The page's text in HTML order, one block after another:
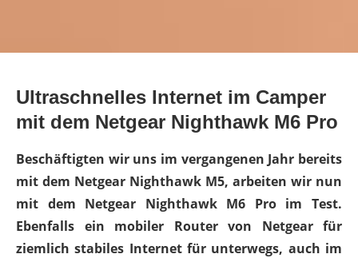
Ultraschnelles Internet im Camper
mit dem Netgear Nighthawk M6 Pro
Beschäftigten wir uns im vergangenen Jahr bereits
mit dem Netgear Nighthawk M5, arbeiten wir nun
mit dem Netgear Nighthawk M6 Pro im Test.
Ebenfalls ein mobiler Router von Netgear für
ziemlich stabiles Internet für unterwegs, auch im